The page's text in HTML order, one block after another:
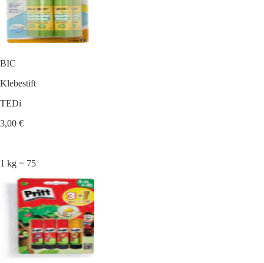
BIC
Klebestift
TEDi
3,00 €
1 kg = 75